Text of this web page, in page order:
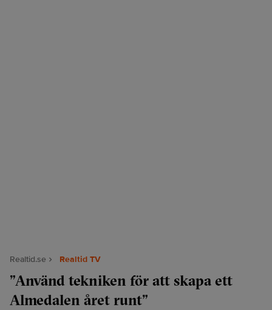
Realtid.se Realtid TV
”Använd tekniken för att skapa ett
Almedalen året runt”